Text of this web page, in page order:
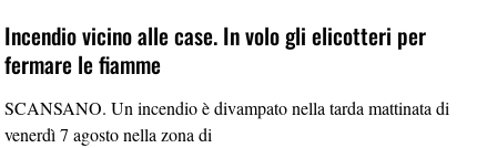
Incendio vicino alle case. In volo gli elicotteri per
fermare le fiamme
SCANSANO. Un incendio è divampato nella tarda mattinata di
venerdì 7 agosto nella zona di